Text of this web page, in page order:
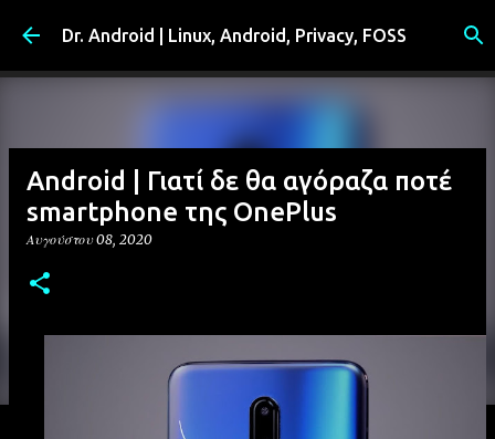
Μετάβαση στο κύριο περιεχόμενο
Dr. Android | Linux, Android, Privacy, FOSS
Android | Γιατί δε θα αγόραζα ποτέ
smartphone της OnePlus
Αυγούστου 08, 2020